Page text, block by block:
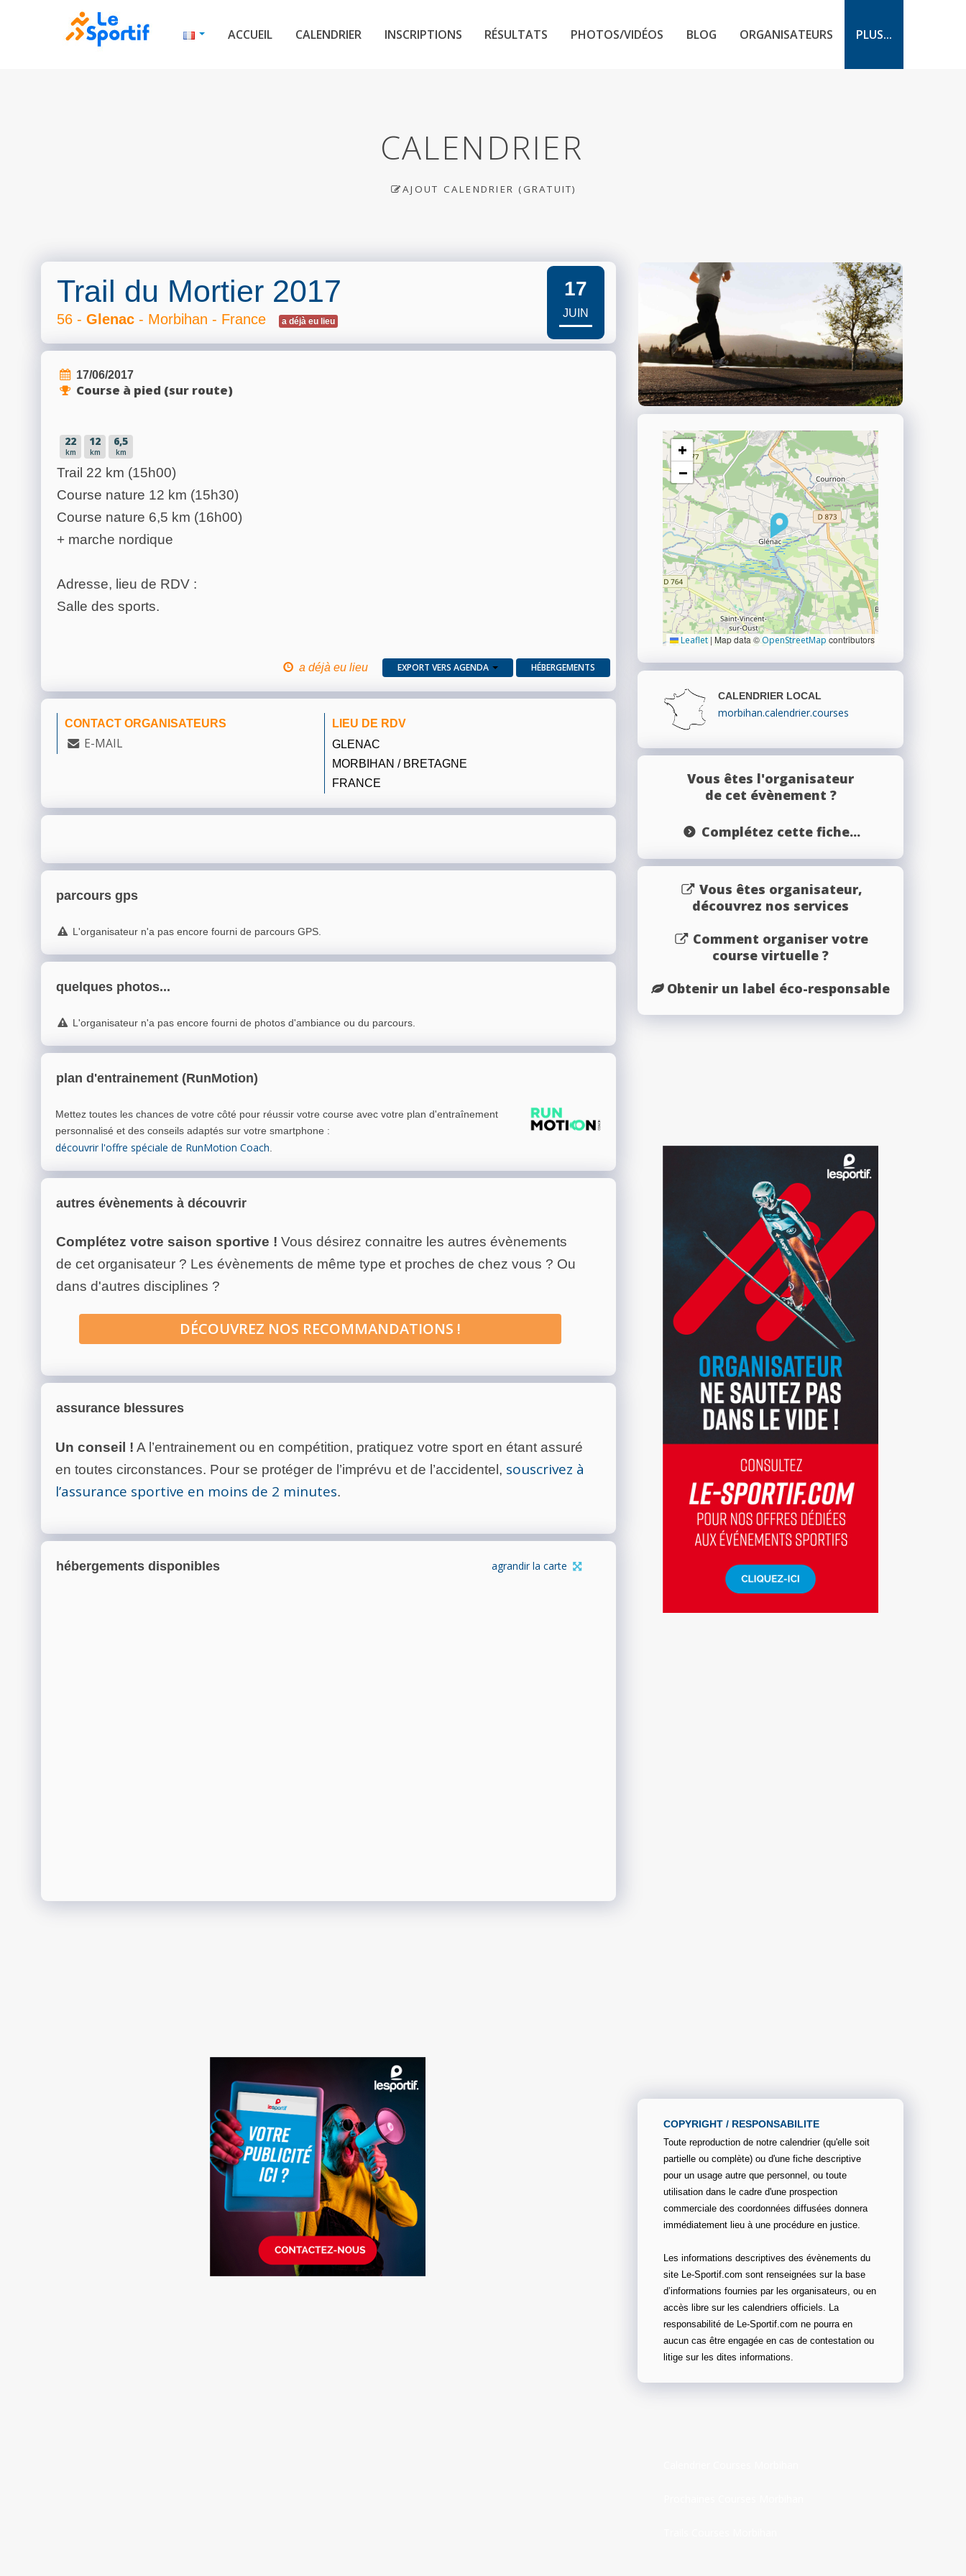
ACCUEIL CALENDRIER INSCRIPTIONS RÉSULTATS PHOTOS/VIDÉOS BLOG ORGANISATEURS PLUS...
CALENDRIER
AJOUT CALENDRIER (GRATUIT)
Trail du Mortier 2017
56 - Glenac - Morbihan - France a déjà eu lieu
17
JUIN
17/06/2017
Course à pied (sur route)
22
km
12
km
6,5
km
Trail 22 km (15h00)
Course nature 12 km (15h30)
Course nature 6,5 km (16h00)
+ marche nordique
Adresse, lieu de RDV :
Salle des sports.
a déjà eu lieu EXPORT VERS AGENDA HÉBERGEMENTS
CONTACT ORGANISATEURS
E-MAIL
LIEU DE RDV
GLENAC
MORBIHAN / BRETAGNE
FRANCE
parcours gps
L'organisateur n'a pas encore fourni de parcours GPS.
quelques photos...
L'organisateur n'a pas encore fourni de photos d'ambiance ou du parcours.
plan d'entrainement (RunMotion)
Mettez toutes les chances de votre côté pour réussir votre course avec votre plan d'entraînement
personnalisé et des conseils adaptés sur votre smartphone :
découvrir l'offre spéciale de RunMotion Coach.
autres évènements à découvrir
Complétez votre saison sportive ! Vous désirez connaitre les autres évènements
de cet organisateur ? Les évènements de même type et proches de chez vous ? Ou
dans d'autres disciplines ?
DÉCOUVREZ NOS RECOMMANDATIONS !
assurance blessures
Un conseil ! A l’entrainement ou en compétition, pratiquez votre sport en étant assuré
en toutes circonstances. Pour se protéger de l’imprévu et de l’accidentel, souscrivez à
l’assurance sportive en moins de 2 minutes.
hébergements disponibles agrandir la carte
+
−
Leaflet | Map data © OpenStreetMap contributors
CALENDRIER LOCAL
morbihan.calendrier.courses
Vous êtes l'organisateur
de cet évènement ?
Complétez cette fiche...
Vous êtes organisateur,
découvrez nos services
Comment organiser votre
course virtuelle ?
Obtenir un label éco-responsable
COPYRIGHT / RESPONSABILITE
Toute reproduction de notre calendrier (qu'elle soit
partielle ou complète) ou d'une fiche descriptive
pour un usage autre que personnel, ou toute
utilisation dans le cadre d'une prospection
commerciale des coordonnées diffusées donnera
immédiatement lieu à une procédure en justice.
Les informations descriptives des évènements du
site Le-Sportif.com sont renseignées sur la base
d’informations fournies par les organisateurs, ou en
accès libre sur les calendriers officiels. La
responsabilité de Le-Sportif.com ne pourra en
aucun cas être engagée en cas de contestation ou
litige sur les dites informations.